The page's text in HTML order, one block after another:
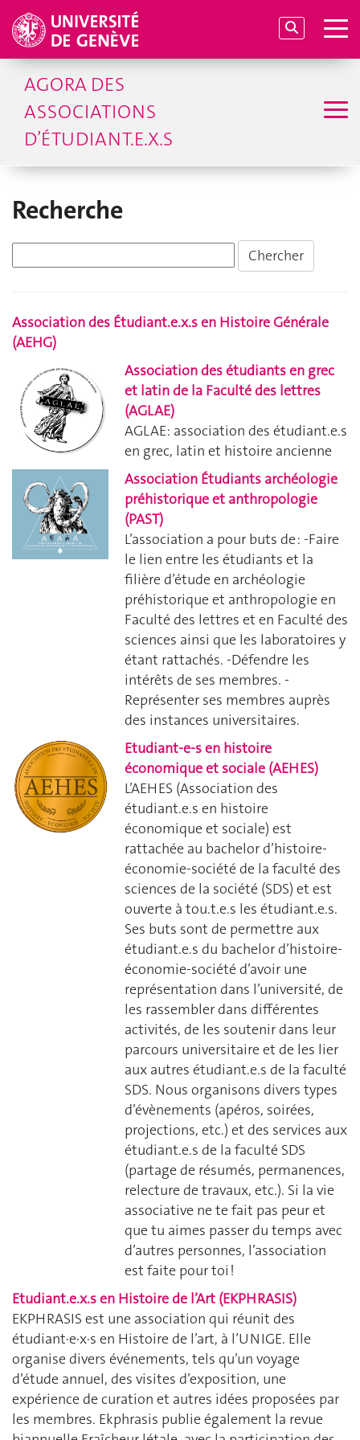
AGORA DES
ASSOCIATIONS
D’ÉTUDIANT.E.X.S
Recherche
Association des Étudiant.e.x.s en Histoire Générale
(AEHG)
Association des étudiants en grec
et latin de la Faculté des lettres
(AGLAE)
AGLAE: association des étudiant.e.s
en grec, latin et histoire ancienne
Association Étudiants archéologie
préhistorique et anthropologie
(PAST)
L’association a pour buts de : -Faire
le lien entre les étudiants et la
filière d’étude en archéologie
préhistorique et anthropologie en
Faculté des lettres et en Faculté des
sciences ainsi que les laboratoires y
étant rattachés. -Défendre les
intérêts de ses membres. -
Représenter ses membres auprès
des instances universitaires.
Etudiant-e-s en histoire
économique et sociale (AEHES)
L’AEHES (Association des
étudiant.e.s en histoire
économique et sociale) est
rattachée au bachelor d’histoire-
économie-société de la faculté des
sciences de la société (SDS) et est
ouverte à tou.t.e.s les étudiant.e.s.
Ses buts sont de permettre aux
étudiant.e.s du bachelor d’histoire-
économie-société d’avoir une
représentation dans l’université, de
les rassembler dans différentes
activités, de les soutenir dans leur
parcours universitaire et de les lier
aux autres étudiant.e.s de la faculté
SDS. Nous organisons divers types
d’évènements (apéros, soirées,
projections, etc.) et des services aux
étudiant.e.s de la faculté SDS
(partage de résumés, permanences,
relecture de travaux, etc.). Si la vie
associative ne te fait pas peur et
que tu aimes passer du temps avec
d’autres personnes, l’association
est faite pour toi !
Etudiant.e.x.s en Histoire de l’Art (EKPHRASIS)
EKPHRASIS est une association qui réunit des
étudiant∙e∙x∙s en Histoire de l’art, à l’UNIGE. Elle
organise divers événements, tels qu’un voyage
d’étude annuel, des visites d’exposition, une
expérience de curation et autres idées proposées par
les membres. Ekphrasis publie également la revue